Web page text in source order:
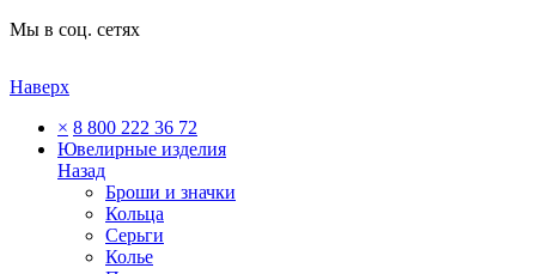
Мы в соц. сетях
Наверх
× 8 800 222 36 72
Ювелирные изделия
Назад
Броши и значки
Кольца
Серьги
Колье